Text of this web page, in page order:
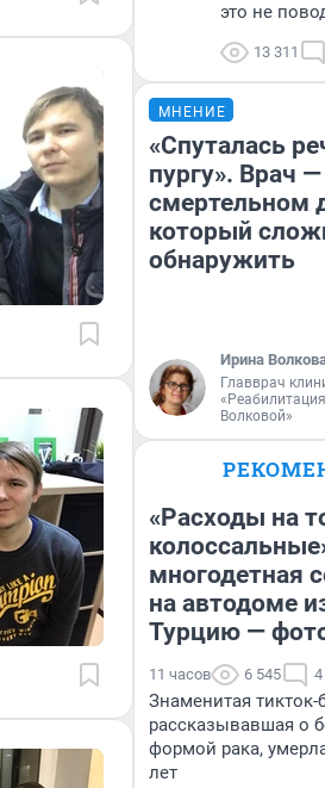
это не
13 311
МНЕНИЕ
«Спуталась
пургу». Врач
смертельном
который
обнаружить
Ирина
Главврач
Волковой»
«Расходы на
многодетная
на автодоме
Турцию —
11 часов 6 545 4
Знаменитая тикток-
рассказывавшая о
формой рака,
лет